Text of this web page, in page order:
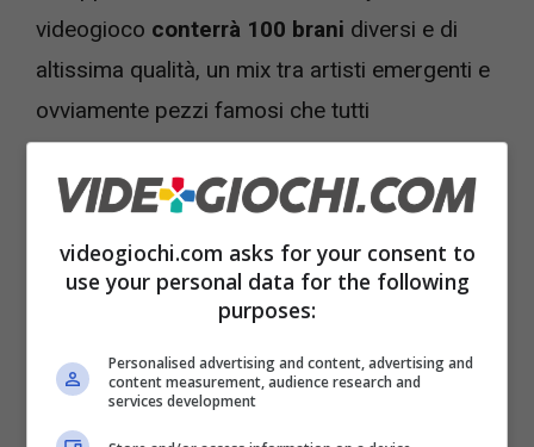
videogioco conterrà 100 brani diversi e di
altissima qualità, un mix tra artisti emergenti e
ovviamente pezzi famosi che tutti
conosciamo.
videogiochi.com asks for your consent to
use your personal data for the following
purposes:
Personalised advertising and content, advertising and
content measurement, audience research and
services development